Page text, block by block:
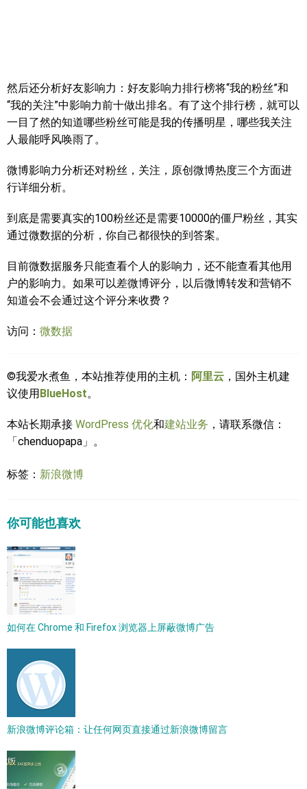
然后还分析好友影响力：好友影响力排行榜将“我的粉丝”和
“我的关注”中影响力前十做出排名。有了这个排行榜，就可以
一目了然的知道哪些粉丝可能是我的传播明星，哪些我关注
人最能呼风唤雨了。
微博影响力分析还对粉丝，关注，原创微博热度三个方面进
行详细分析。
到底是需要真实的100粉丝还是需要10000的僵尸粉丝，其实
通过微数据的分析，你自己都很快的到答案。
目前微数据服务只能查看个人的影响力，还不能查看其他用
户的影响力。如果可以差微博评分，以后微博转发和营销不
知道会不会通过这个评分来收费？
访问： 微数据
©我爱水煮鱼，本站推荐使用的主机： 阿里云 ，国外主机建
议使用BlueHost。
本站长期承接 WordPress 优化和建站业务 ，请联系微信：
「chenduopapa」。
标签： 新浪微博
你可能也喜欢
如何在 Chrome 和 Firefox 浏览器上屏蔽微博广告
新浪微博评论箱：让任何网页直接通过新浪微博留言